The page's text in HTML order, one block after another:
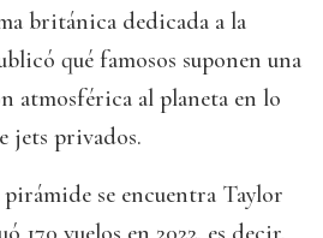
británica dedicada a la
qué famosos suponen una
atmosférica al planeta en lo
jets privados.
pirámide se encuentra Taylor